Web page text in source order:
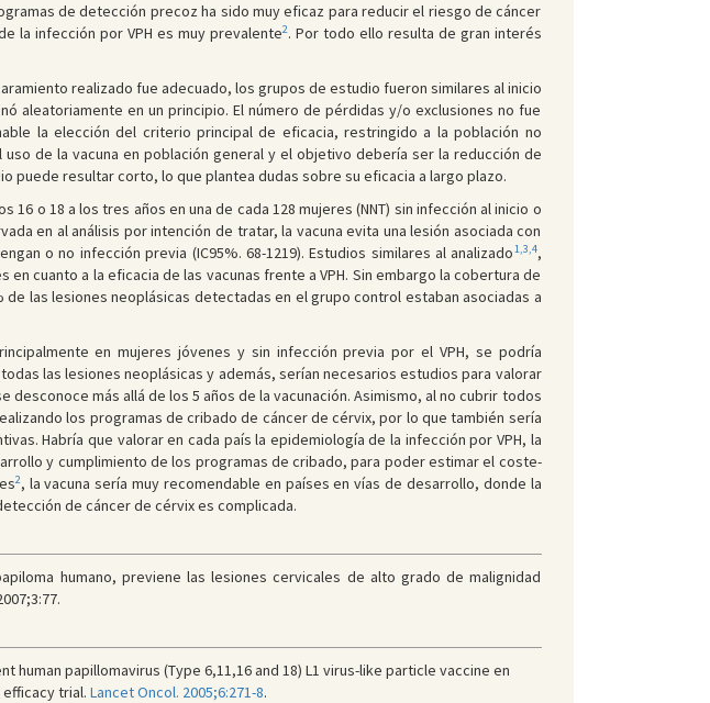
de detección precoz ha sido muy eficaz para reducir el riesgo de cáncer
la infección por VPH es muy prevalente2. Por todo ello resulta de gran interés
realizado fue adecuado, los grupos de estudio fueron similares al inicio
en un principio. El número de pérdidas y/o exclusiones no fue
la elección del criterio principal de eficacia, restringido a la población no
de la vacuna en población general y el objetivo debería ser la reducción de
puede resultar corto, lo que plantea dudas sobre su eficacia a largo plazo.
o 18 a los tres años en una de cada 128 mujeres (NNT) sin infección al inicio o
en al análisis por intención de tratar, la vacuna evita una lesión asociada con
o no infección previa (IC95%. 68-1219). Estudios similares al analizado1,3,4,
cuanto a la eficacia de las vacunas frente a VPH. Sin embargo la cobertura de
las lesiones neoplásicas detectadas en el grupo control estaban asociadas a
en mujeres jóvenes y sin infección previa por el VPH, se podría
las lesiones neoplásicas y además, serían necesarios estudios para valorar
más allá de los 5 años de la vacunación. Asimismo, al no cubrir todos
los programas de cribado de cáncer de cérvix, por lo que también sería
Habría que valorar en cada país la epidemiología de la infección por VPH, la
y cumplimiento de los programas de cribado, para poder estimar el coste-
2, la vacuna sería muy recomendable en países en vías de desarrollo, donde la
de cáncer de cérvix es complicada.
humano, previene las lesiones cervicales de alto grado de malignidad
human papillomavirus (Type 6,11,16 and 18) L1 virus-like particle vaccine en
trial. Lancet Oncol. 2005;6:271-8.